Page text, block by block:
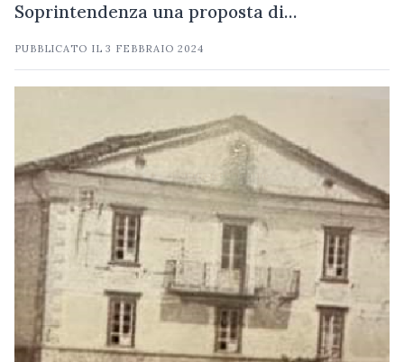
Soprintendenza una proposta di…
PUBBLICATO IL3 FEBBRAIO 2024